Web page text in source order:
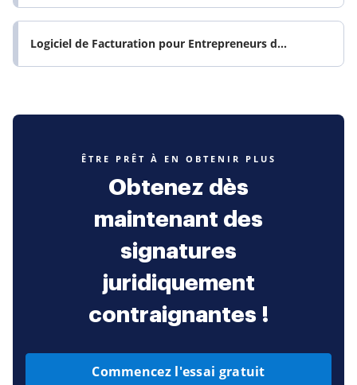
Logiciel de Facturation pour Entrepreneurs d...
ÊTRE PRÊT À EN OBTENIR PLUS
Obtenez dès
maintenant des
signatures
juridiquement
contraignantes !
Commencez l'essai gratuit